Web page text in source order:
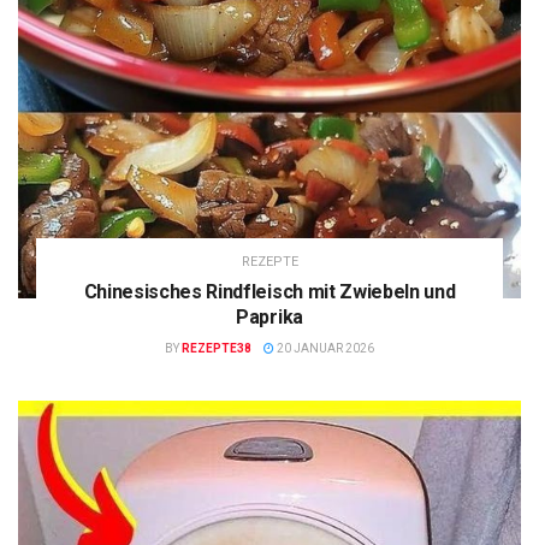
REZEPTE
Chinesisches Rindfleisch mit Zwiebeln und
Paprika
BY REZEPTE38 20 JANUAR 2026